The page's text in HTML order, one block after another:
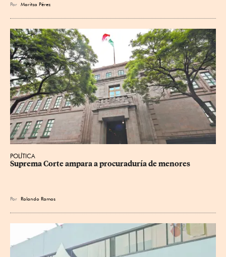
Por Maritza Pérez
POLÍTICA
Suprema Corte ampara a procuraduría de menores
Por Rolando Ramos